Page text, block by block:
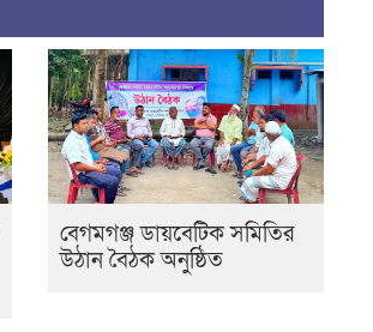
বেগমগঞ্জ ডায়বেটিক সমিতির
উঠান বৈঠক অনুষ্ঠিত